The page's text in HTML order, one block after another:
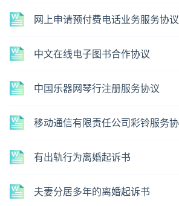
网上申请预付费电话业务服务协议
中文在线电子图书合作协议
中国乐器网琴行注册服务协议
移动通信有限责任公司彩铃服务
有出轨行为离婚起诉书
夫妻分居多年的离婚起诉书